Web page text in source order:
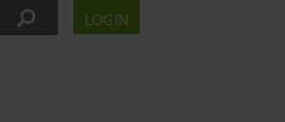
LOGIN